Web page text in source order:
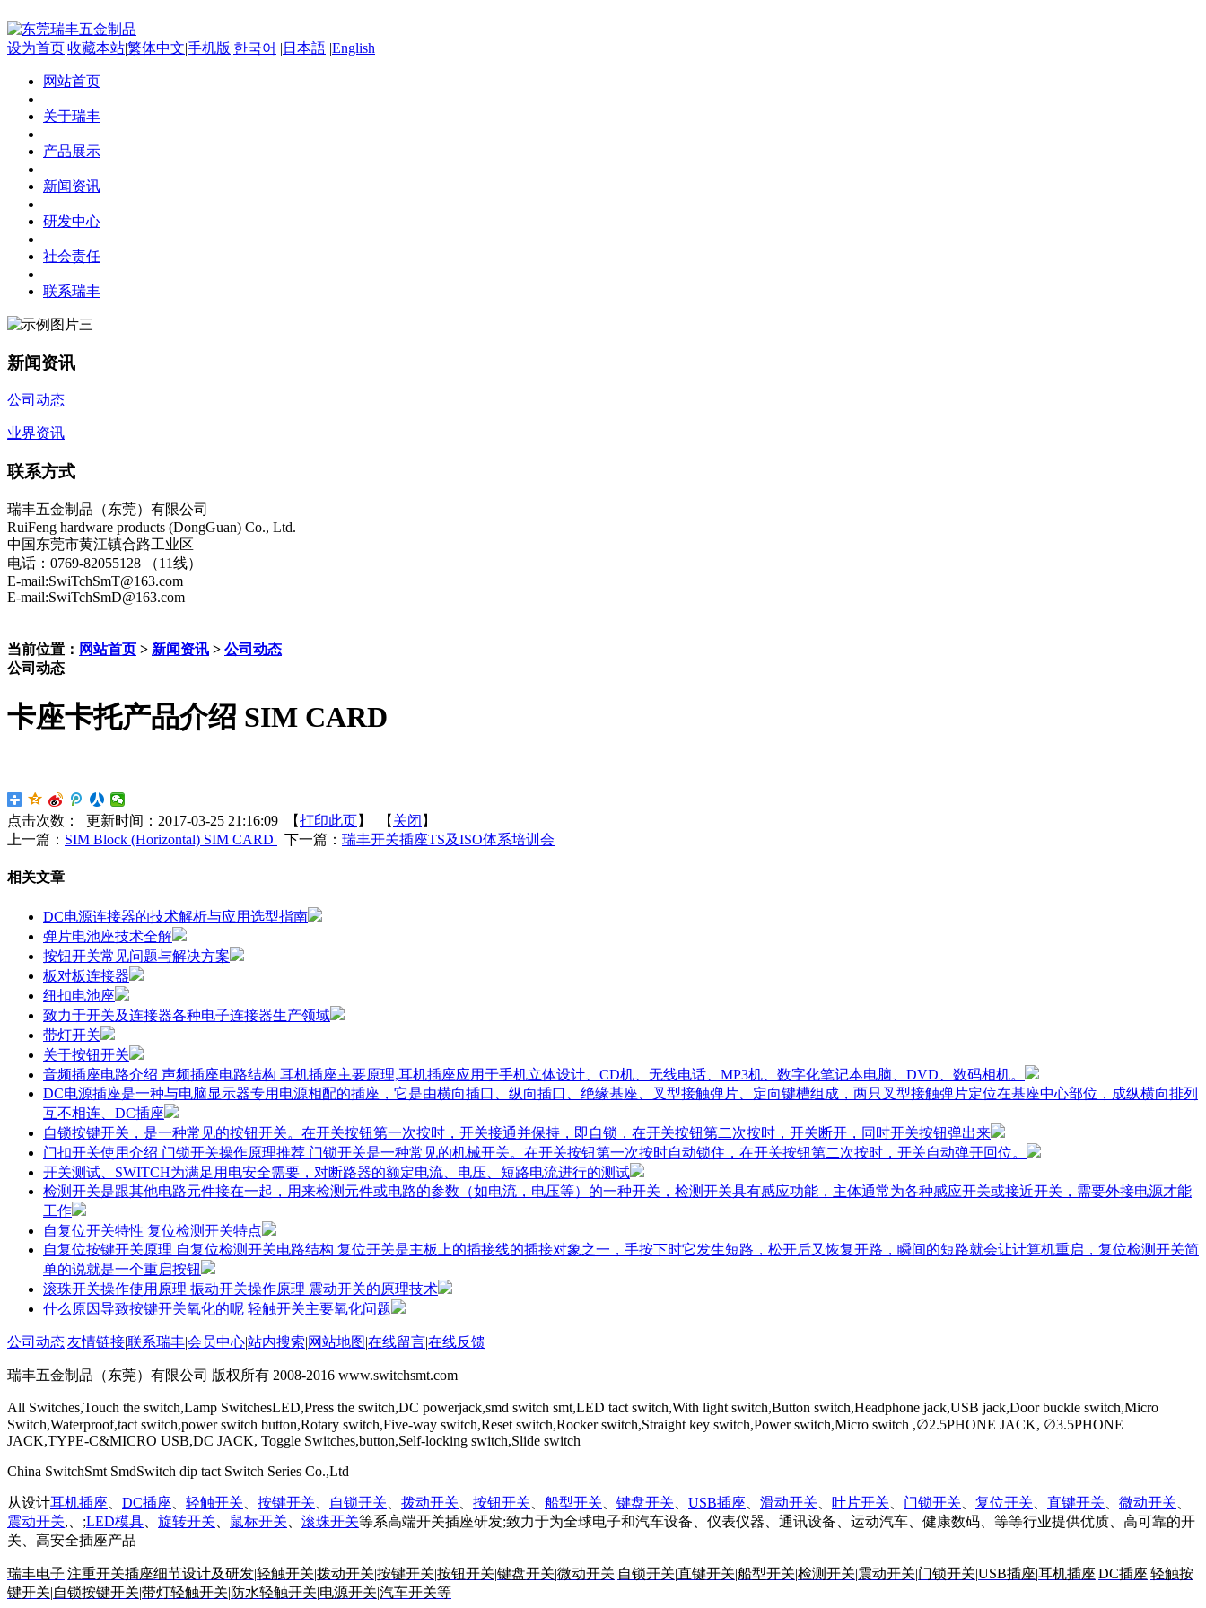
设为首页|收藏本站|繁体中文|手机版|한국어 | 日本語 |English
网站首页
关于瑞丰
产品展示
新闻资讯
研发中心
社会责任
联系瑞丰
新闻资讯
公司动态
业界资讯
联系方式
瑞丰五金制品（东莞）有限公司
RuiFeng hardware products (DongGuan) Co., Ltd.
中国东莞市黄江镇合路工业区
电话：0769-82055128 （11线）
E-mail:SwiTchSmT@163.com
E-mail:SwiTchSmD@163.com
当前位置： 网站首页 > 新闻资讯 > 公司动态
公司动态
卡座卡托产品介绍 SIM CARD
点击次数： 更新时间：2017-03-25 21:16:09 【打印此页】 【 关闭 】
上一篇： SIM Block (Horizontal) SIM CARD 下一篇： 瑞丰开关插座TS及ISO体系培训会
相关文章
DC电源连接器的技术解析与应用选型指南
弹片电池座技术全解
按钮开关常见问题与解决方案
板对板连接器
纽扣电池座
致力于开关及连接器各种电子连接器生产领域
带灯开关
关于按钮开关
音频插座电路介绍 声频插座电路结构 耳机插座主要原理,耳机插座应用于手机立体设计、CD机、无线电话、MP3机、数字化笔记本电脑、DVD、数码相机。
DC电源插座是一种与电脑显示器专用电源相配的插座，它是由横向插口、纵向插口、绝缘基座、叉型接触弹片、定向键槽组成，两只叉型接触弹片定位在基座中心部位，成纵横向排列
互不相连、DC插座
自锁按键开关，是一种常见的按钮开关。在开关按钮第一次按时，开关接通并保持，即自锁，在开关按钮第二次按时，开关断开，同时开关按钮弹出来
门扣开关使用介绍 门锁开关操作原理推荐 门锁开关是一种常见的机械开关。在开关按钮第一次按时自动锁住，在开关按钮第二次按时，开关自动弹开回位。
开关测试、SWITCH为满足用电安全需要，对断路器的额定电流、电压、短路电流进行的测试
检测开关是跟其他电路元件接在一起，用来检测元件或电路的参数（如电流，电压等）的一种开关，检测开关具有感应功能，主体通常为各种感应开关或接近开关，需要外接电源才能
工作
自复位开关特性 复位检测开关特点
自复位按键开关原理 自复位检测开关电路结构 复位开关是主板上的插接线的插接对象之一，手按下时它发生短路，松开后又恢复开路，瞬间的短路就会让计算机重启，复位检测开关简
单的说就是一个重启按钮
滚珠开关操作使用原理 振动开关操作原理 震动开关的原理技术
什么原因导致按键开关氧化的呢 轻触开关主要氧化问题
公司动态|友情链接|联系瑞丰|会员中心|站内搜索|网站地图|在线留言|在线反馈
瑞丰五金制品（东莞）有限公司 版权所有 2008-2016 www.switchsmt.com
All Switches,Touch the switch,Lamp SwitchesLED,Press the switch,DC powerjack,smd switch smt,LED tact switch,With light switch,Button switch,Headphone jack,USB jack,Door buckle switch,Micro
Switch,Waterproof,tact switch,power switch button,Rotary switch,Five-way switch,Reset switch,Rocker switch,Straight key switch,Power switch,Micro switch ,∅2.5PHONE JACK, ∅3.5PHONE
JACK,TYPE-C&MICRO USB,DC JACK, Toggle Switches,button,Self-locking switch,Slide switch
China SwitchSmt SmdSwitch dip tact Switch Series Co.,Ltd
从设计耳机插座 DC插座 轻触开关 按键开关 自锁开关 拨动开关 按钮开关 船型开关 键盘开关 USB插座 滑动开关 叶片开关 门锁开关 复位开关 直键开关 微动开关
震动开关,、;LED模具 旋转开关 鼠标开关 滚珠开关等系高端开关插座研发;致力于为全球电子和汽车设备、仪表仪器、通讯设备、运动汽车、健康数码、等等行业提供优质、高可靠的开
关、高安全插座产品
瑞丰电子|注重开关插座细节设计及研发|轻触开关|拨动开关|按键开关|按钮开关|键盘开关|微动开关|自锁开关|直键开关|船型开关|检测开关|震动开关|门锁开关|USB插座|耳机插座|DC插座|轻触按
键开关|自锁按键开关|带灯轻触开关|防水轻触开关|电源开关|汽车开关等